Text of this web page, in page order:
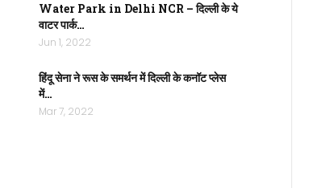
Water Park in Delhi NCR – दिल्ली के ये
वाटर पार्क…
Jun 1, 2022
हिंदू सेना ने रूस के समर्थन में दिल्ली के कनॉट प्लेस
में…
Mar 7, 2022